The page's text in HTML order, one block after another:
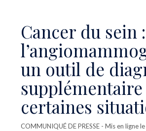
Cancer du sein :
un outil de
supplémentaire
certaines
COMMUNIQUÉ DE PRESSE - Mis en ligne